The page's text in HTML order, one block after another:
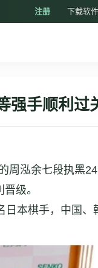
注册 下载软件
强手顺利过
周泓余七段执黑
级。
本棋手，中国、